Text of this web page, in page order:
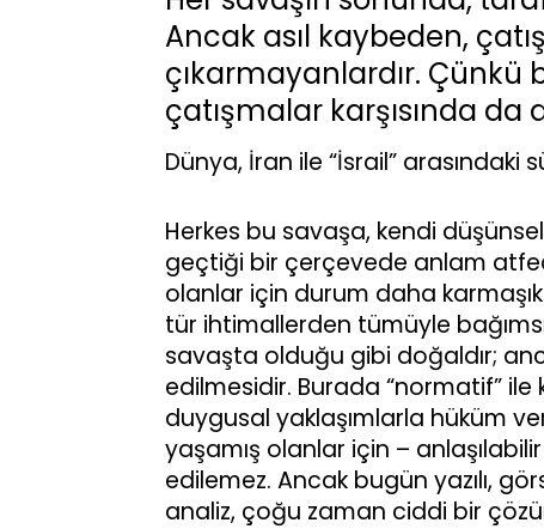
Ancak asıl kaybeden,
çıkarmayanlardır. Çünkü
çatışmalar karşısında da
Dünya, İran ile “İsrail”
Herkes bu savaşa, kendi
geçtiği bir çerçevede anlam
olanlar için durum daha
tür ihtimallerden tümüyle
savaşta olduğu gibi doğaldır;
edilmesidir. Burada “normatif”
duygusal yaklaşımlarla hüküm
yaşamış olanlar için –
edilemez. Ancak bugün yazılı,
analiz, çoğu zaman ciddi bir